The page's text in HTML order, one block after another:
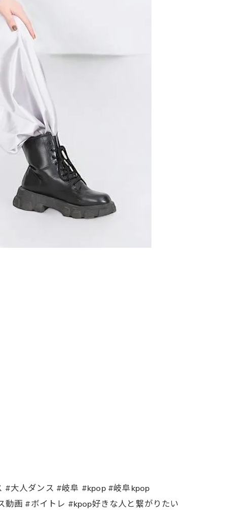
大人ダンス #岐阜 #kpop #岐阜kpop
画 #ボイトレ #kpop好きな人と繋がりたい